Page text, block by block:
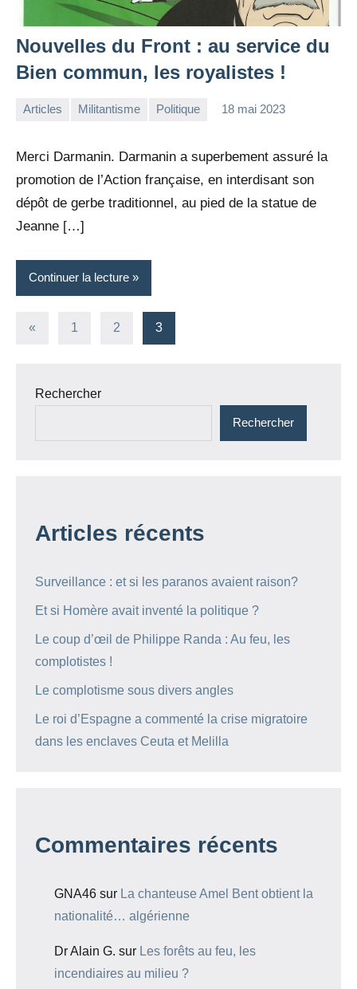
Nouvelles du Front : au service du
Bien commun, les royalistes !
Articles Militantisme Politique 18 mai 2023
Merci Darmanin. Darmanin a superbement assuré la
promotion de l’Action française, en interdisant son
dépôt de gerbe traditionnel, au pied de la statue de
Jeanne […]
Continuer la lecture
Pagination
publications
« Publications
1 2 3
Rechercher
Rechercher
Articles récents
Surveillance : et si les paranos avaient raison?
Et si Homère avait inventé la politique ?
Le coup d’œil de Philippe Randa : Au feu, les
complotistes !
Le complotisme sous divers angles
Le roi d’Espagne a commenté la crise migratoire
dans les enclaves Ceuta et Melilla
Commentaires récents
GNA46 sur La chanteuse Amel Bent obtient la
nationalité… algérienne
Dr Alain G. sur Les forêts au feu, les
incendiaires au milieu ?